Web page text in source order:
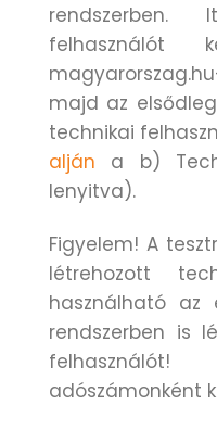
rendszerben.
felhasználót
majd az
technikai
alján a b)
lenyitva).
Figyelem! A
létrehozott
használható az
rendszerben is
felhasználót!
adószámonként